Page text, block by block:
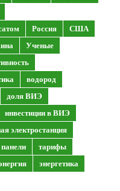
Россия
США
Ученые
водород
доля ВИЭ
инвестиции в ВИЭ
электростанция
тарифы
энергетика